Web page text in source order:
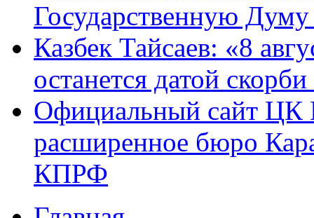
Государственную
Казбек Тайсаев: «8
останется датой
Официальный сайт ЦК
расширенное бюро
КПРФ